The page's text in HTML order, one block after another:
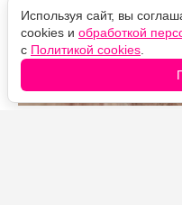
Используя сайт, вы
cookies и обработкой
с Политикой cookies